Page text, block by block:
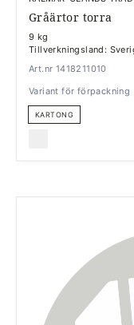
Gråärtor torra
9 kg
Tillverkningsland:
Art.nr 1418211010
Variant för förpackning
KARTONG